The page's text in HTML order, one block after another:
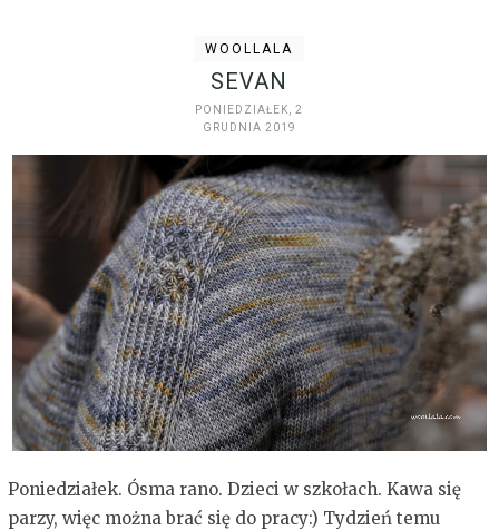
WOOLLALA
SEVAN
PONIEDZIAŁEK, 2
GRUDNIA 2019
Poniedziałek. Ósma rano. Dzieci w szkołach. Kawa się
parzy, więc można brać się do pracy:) Tydzień temu